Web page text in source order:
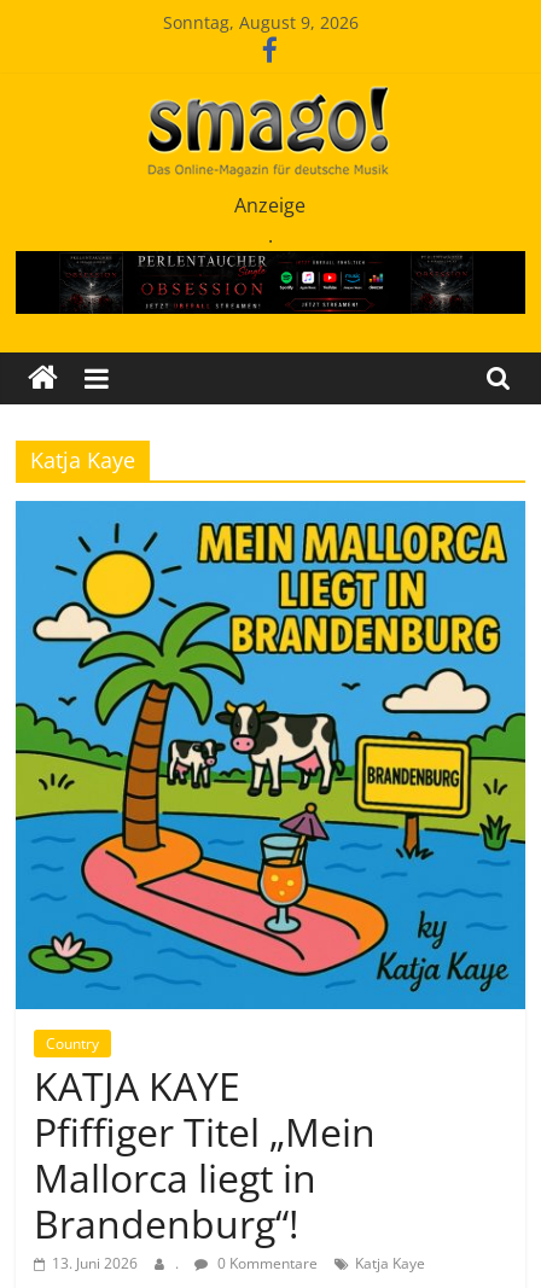
Sonntag, August 9, 2026
SchlagerMAGazinOnline
Anzeige
.
Katja Kaye
Country
KATJA KAYE
Pfiffiger Titel „Mein
Mallorca liegt in
Brandenburg“!
13. Juni 2026 . 0 Kommentare Katja Kaye